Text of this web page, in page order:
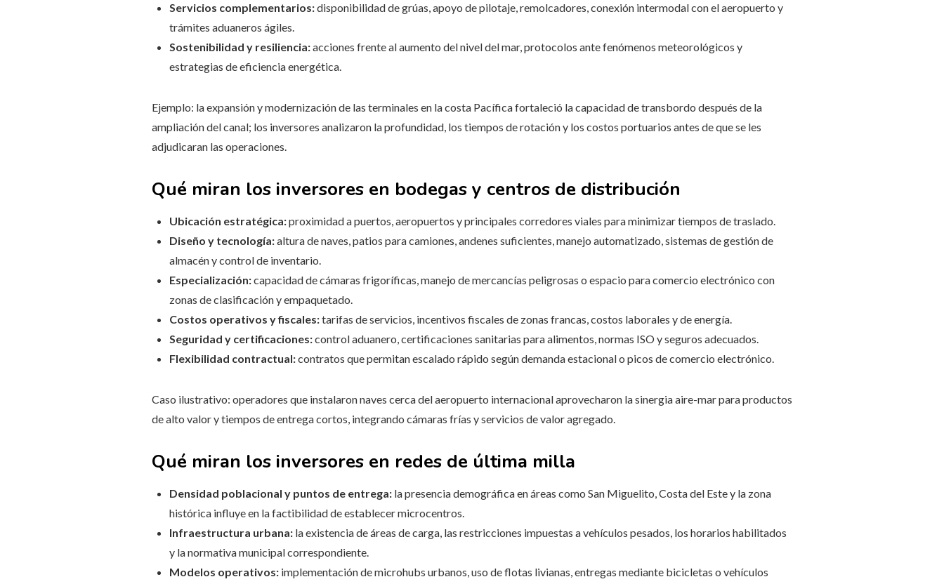
Servicios complementarios:disponibilidad de grúas, apoyo de pilotaje, remolcadores, conexión intermodal con el aeropuerto y
trámites aduaneros ágiles.
Sostenibilidad y resiliencia:acciones frente al aumento del nivel del mar, protocolos ante fenómenos meteorológicos y
estrategias de eficiencia energética.
Ejemplo: la expansión y modernización de las terminales en la costa Pacífica fortaleció la capacidad de transbordo después de la
ampliación del canal; los inversores analizaron la profundidad, los tiempos de rotación y los costos portuarios antes de que se les
adjudicaran las operaciones.
Qué miran los inversores en bodegas y centros de distribución
Ubicación estratégica:proximidad a puertos, aeropuertos y principales corredores viales para minimizar tiempos de traslado.
Diseño y tecnología:altura de naves, patios para camiones, andenes suficientes, manejo automatizado, sistemas de gestión de
almacén y control de inventario.
Especialización:capacidad de cámaras frigoríficas, manejo de mercancías peligrosas o espacio para comercio electrónico con
zonas de clasificación y empaquetado.
Costos operativos y fiscales:tarifas de servicios, incentivos fiscales de zonas francas, costos laborales y de energía.
Seguridad y certificaciones:control aduanero, certificaciones sanitarias para alimentos, normas ISO y seguros adecuados.
Flexibilidad contractual:contratos que permitan escalado rápido según demanda estacional o picos de comercio electrónico.
Caso ilustrativo: operadores que instalaron naves cerca del aeropuerto internacional aprovecharon la sinergia aire-mar para productos
de alto valor y tiempos de entrega cortos, integrando cámaras frías y servicios de valor agregado.
Qué miran los inversores en redes de última milla
Densidad poblacional y puntos de entrega: la presencia demográfica en áreas como San Miguelito, Costa del Este y la zona
histórica influye en la factibilidad de establecer microcentros.
Infraestructura urbana: la existencia de áreas de carga, las restricciones impuestas a vehículos pesados, los horarios habilitados
y la normativa municipal correspondiente.
Modelos operativos: implementación de microhubs urbanos, uso de flotas livianas, entregas mediante bicicletas o vehículos